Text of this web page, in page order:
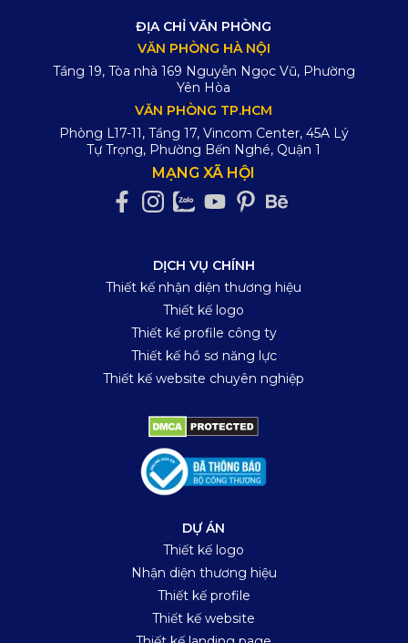
ĐỊA CHỈ VĂN PHÒNG
VĂN PHÒNG HÀ NỘI
Tầng 19, Tòa nhà 169 Nguyễn Ngọc Vũ, Phường
Yên Hòa
VĂN PHÒNG TP.HCM
Phòng L17-11, Tầng 17, Vincom Center, 45A Lý
Tự Trọng, Phường Bến Nghé, Quận 1
MẠNG XÃ HỘI
DỊCH VỤ CHÍNH
Thiết kế nhận diện thương hiệu
Thiết kế logo
Thiết kế profile công ty
Thiết kế hồ sơ năng lực
Thiết kế website chuyên nghiệp
DỰ ÁN
Thiết kế logo
Nhận diện thương hiệu
Thiết kế profile
Thiết kế website